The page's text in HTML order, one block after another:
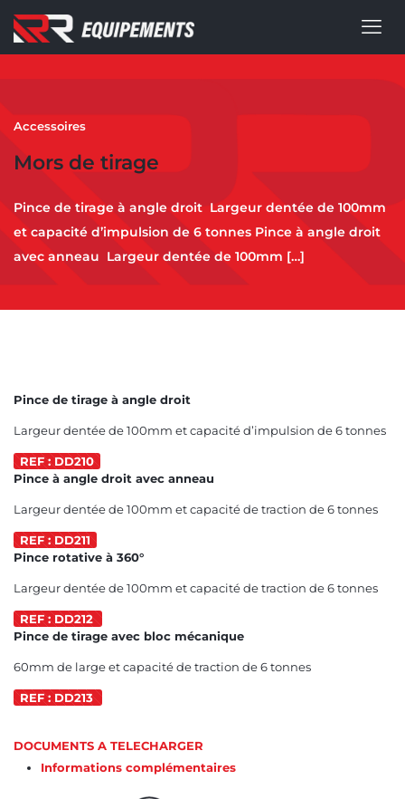
Accessoires
Mors de tirage
Pince de tirage à angle droit Largeur dentée de 100mm
et capacité d’impulsion de 6 tonnes Pince à angle droit
avec anneau Largeur dentée de 100mm […]
Pince de tirage à angle droit
Largeur dentée de 100mm et capacité d’impulsion de 6 tonnes
REF : DD210
Pince à angle droit avec anneau
Largeur dentée de 100mm et capacité de traction de 6 tonnes
REF : DD211
Pince rotative à 360°
Largeur dentée de 100mm et capacité de traction de 6 tonnes
REF : DD212
Pince de tirage avec bloc mécanique
60mm de large et capacité de traction de 6 tonnes
REF : DD213
DOCUMENTS A TELECHARGER
Informations complémentaires